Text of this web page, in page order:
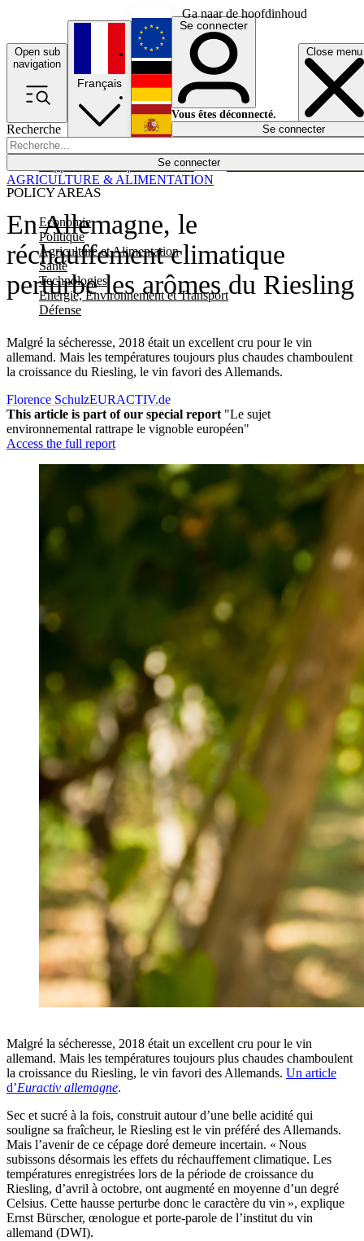
Ga naar de hoofdinhoud
Open sub
navigation
Close menu
Recherche
Se connecter
POLICY AREAS
Economie
Politique
Agriculture et Alimentation
Santé
Technologies
Energie, Environnement et Transport
Défense
Économie
Français
English
Deutsch
Español
Se connecter
Vous êtes déconnecté.
Se connecter
En Allemagne, le
réchauffement climatique
perturbe les arômes du Riesling
Malgré la sécheresse, 2018 était un excellent cru pour le vin
allemand. Mais les températures toujours plus chaudes chamboulent
la croissance du Riesling, le vin favori des Allemands.
AGRICULTURE & ALIMENTATION
Florence SchulzEURACTIV.de
This article is part of our special report "Le sujet
environnemental rattrape le vignoble européen"
Access the full report
Malgré la sécheresse, 2018 était un excellent cru pour le vin
allemand. Mais les températures toujours plus chaudes chamboulent
la croissance du Riesling, le vin favori des Allemands. Un article
d’Euractiv allemagne.
Sec et sucré à la fois, construit autour d’une belle acidité qui
souligne sa fraîcheur, le Riesling est le vin préféré des Allemands.
Mais l’avenir de ce cépage doré demeure incertain. « Nous
subissons désormais les effets du réchauffement climatique. Les
températures enregistrées lors de la période de croissance du
Riesling, d’avril à octobre, ont augmenté en moyenne d’un degré
Celsius. Cette hausse perturbe donc le caractère du vin », explique
Ernst Bürscher, œnologue et porte-parole de l’institut du vin
allemand (DWI).